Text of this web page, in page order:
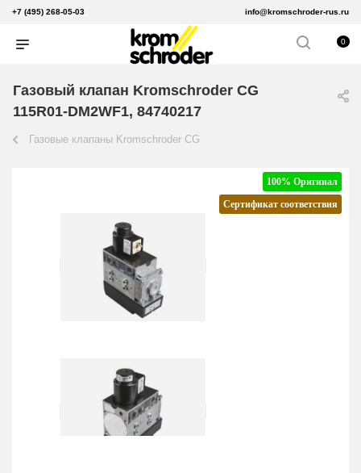
+7 (495) 268-05-03 info@kromschroder-rus.ru
0
Газовый клапан Kromschroder CG
115R01-DM2WF1, 84740217
Газовые клапаны Kromschroder CG
100% Оригинал
Сертификат соответствия